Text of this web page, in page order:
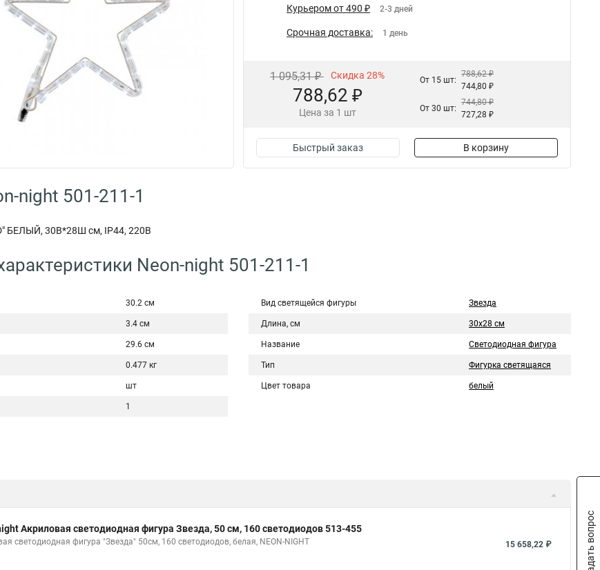
Курьером от 490 ₽ 2-3 дней
Срочная доставка: 1 день
1 095,31 ₽ Скидка 28%
788,62 ₽
Цена за 1 шт
От 15 шт:
788,62 ₽
744,80 ₽
От 30 шт:
744,80 ₽
727,28 ₽
Быстрый заказ В корзину
night 501-211-1
БЕЛЫЙ, 30В*28Ш см, IP44, 220В
Neon-night 501-211-1
30.2 см
3.4 см
29.6 см
0.477 кг
шт
1
Вид светящейся фигуры Звезда
Длина, см 30x28 см
Название Светодиодная фигура
Тип Фигурка светящаяся
Цвет товара белый
Акриловая светодиодная фигура Звезда, 50 см, 160 светодиодов 513-455
светодиодная фигура "Звезда" 50см, 160 светодиодов, белая, NEON-NIGHT 15 658,22 ₽ Задать вопрос